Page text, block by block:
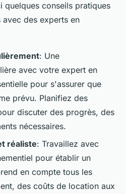
quelques conseils pratiques
des experts en
: Une
avec votre expert en
pour s'assurer que
prévu. Planifiez des
discuter des progrès, des
nécessaires.
réaliste: Travaillez avec
pour établir un
en compte tous les
des coûts de location aux